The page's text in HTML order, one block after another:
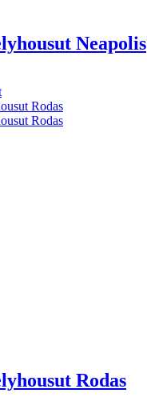
Neapolis
Rodas